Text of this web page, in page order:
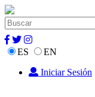
ES
EN
Iniciar Sesión